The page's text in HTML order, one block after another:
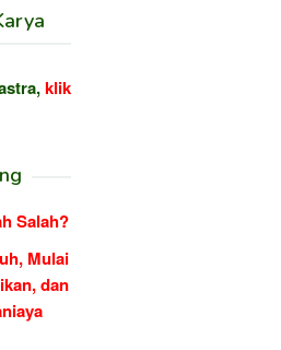
klik
Salah?
Mulai
dan